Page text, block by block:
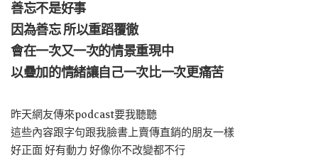
善忘不是好事
因為善忘 所以重蹈覆徹
會在一次又一次的情景重現中
以疊加的情緒讓自己一次比一次更痛苦
昨天網友傳來podcast要我聽聽
這些內容跟字句跟我臉書上賣傳直銷的朋友一樣
好正面 好有動力 好像你不改變都不行